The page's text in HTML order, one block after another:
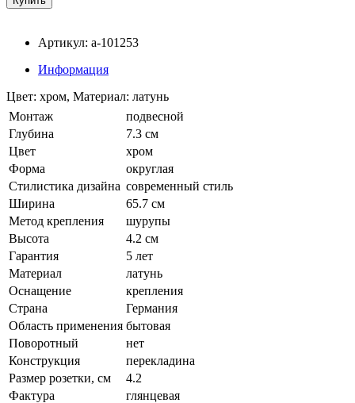
Артикул: a-101253
Информация
Цвет: хром, Материал: латунь
Монтаж
подвесной
Глубина
7.3 см
Цвет
хром
Форма
округлая
Стилистика дизайна современный стиль
Ширина
65.7 см
Метод крепления
шурупы
Высота
4.2 см
Гарантия
5 лет
Материал
латунь
Оснащение
крепления
Страна
Германия
Область применения бытовая
Поворотный
нет
Конструкция
перекладина
Размер розетки, см
4.2
Фактура
глянцевая